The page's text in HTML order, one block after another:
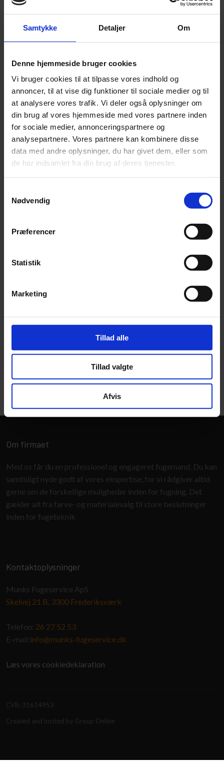
Samtykke Detaljer Om
Denne hjemmeside bruger cookies
Vi bruger cookies til at tilpasse vores indhold og
annoncer, til at vise dig funktioner til sociale medier og til
at analysere vores trafik. Vi deler også oplysninger om
din brug af vores hjemmeside med vores partnere inden
for sociale medier, annonceringspartnere og
analysepartnere. Vores partnere kan kombinere disse
data med andre oplysninger, du har givet dem, eller som
de har indsamlet fra din brug af deres tjenester.
Nødvendig
Præferencer
Statistik
Marketing
Tillad alle
Tillad valgte
Afvis
gerne om f.eks. kvaliteter, vedligeholdelse m.m. og
skræddersyer en løsning tilpasset Deres ønsker og behov,
​ØNSKER DU ET UFORPLIGTENDE TILBUD?
Udfyld formularen herunder og vi vender tilbage med
et uforpligtende tilbud inden for 24 timer.
Om firmaet
Med os får du en professionel og engageret fugemand. Du kan
samtidigt nyde godt af vores ekspertise, for vi rådgiver altid
gerne om de forskellige muligheder inden for fugning. Det
gælder alt fra farve- og materialevalg til store beslutninger
inden for fugeteknik
Kontaktoplysninger
Munks Fugeservice ApS
Skelvej 21 B, 3300 Frederiksværk
Telefon: ​ 26 27 52 53
E-mail: info@munks-fugeservice.dk
Læs vores cookie​deklaration
CVR​: 31614953
Created and hosted by Group Online